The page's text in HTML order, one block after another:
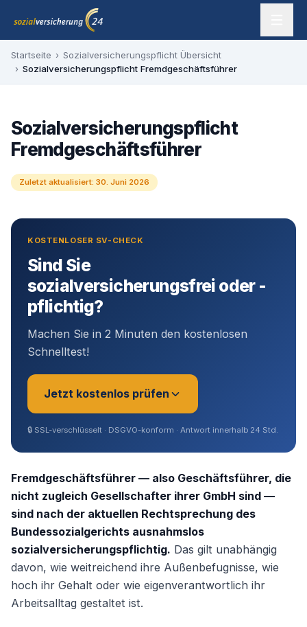
Zum Inhalt springen
sozialversicherung24 — Ihr Experte für SV-Befreiung
Startseite › Sozialversicherungspflicht Übersicht
› Sozialversicherungspflicht Fremdgeschäftsführer
Sozialversicherungspflicht
Fremdgeschäftsführer
Zuletzt aktualisiert: 30. Juni 2026
KOSTENLOSER SV-CHECK
Sind Sie
sozialversicherungsfrei oder -
pflichtig?
Machen Sie in 2 Minuten den kostenlosen
Schnelltest!
Jetzt kostenlos prüfen
Sie sind? *
Geschäftsführer (Angestellt /
Gesellschafter)
Selbstständig / Unternehmer
Angestellter
🔒 SSL-verschlüsselt · DSGVO-konform · Antwort innerhalb 24 Std.
Fremdgeschäftsführer — also Geschäftsführer, die
nicht zugleich Gesellschafter ihrer GmbH sind —
sind nach der aktuellen Rechtsprechung des
Bundessozialgerichts ausnahmslos
sozialversicherungspflichtig. Das gilt unabhängig
davon, wie weitreichend ihre Außenbefugnisse, wie
hoch ihr Gehalt oder wie eigenverantwortlich ihr
Arbeitsalltag gestaltet ist.